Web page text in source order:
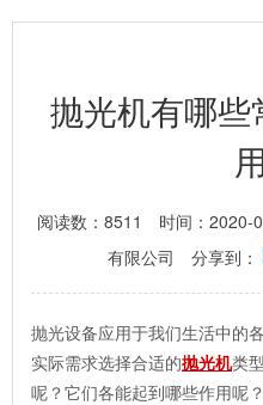
抛光机有哪
阅读数：8511 时间：2020-
有限公司
分享到：
抛光设备应用于我们生活中的
实际需求选择合适的抛光机类
呢？它们各能起到哪些作用呢